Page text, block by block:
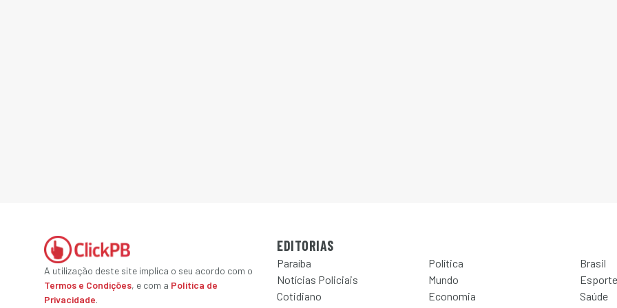
A utilização deste site implica o seu acordo com o
Termos e Condições, e com a Política de
Privacidade.
EDITORIAS
Paraíba Política
Brasil
Notícias Policiais
Mundo
Esporte
Cotidiano
Economia
Saúde